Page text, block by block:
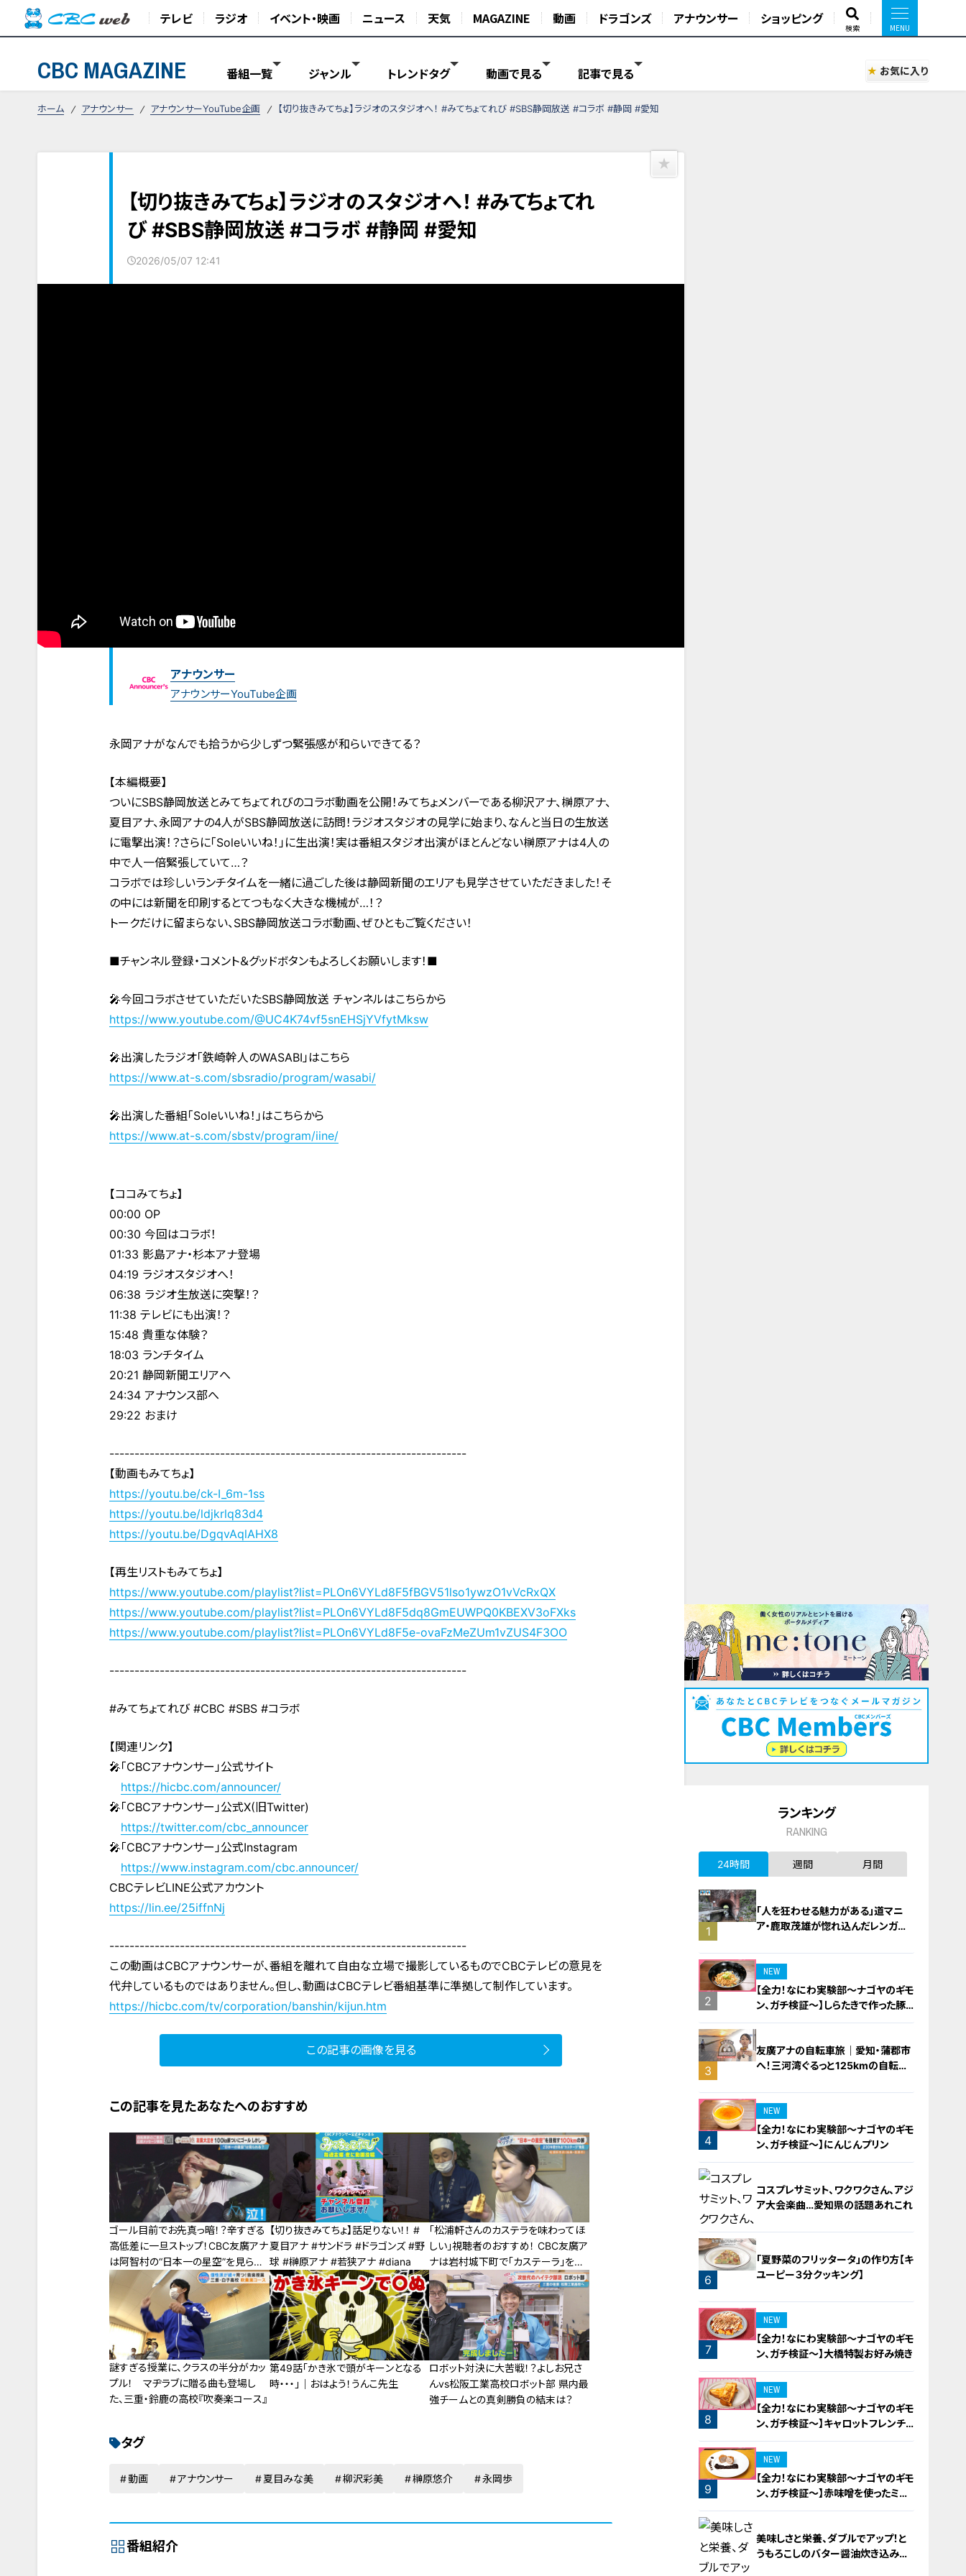
テレビ ラジオ イベント・映画 ニュース 天気 MAGAZINE 動画 ドラゴンズ アナウンサー ショッピング
検索
CBC MAGAZINE 番組一覧 ジャンル トレンドタグ 動画で見る 記事で見る お気に入り
ホーム アナウンサー アナウンサーYouTube企画 【切り抜きみてちょ】ラジオのスタジオへ！ #みてちょてれび #SBS静岡放送 #コラボ #静岡 #愛知
【切り抜きみてちょ】ラジオのスタジオへ！ #みてちょてれ
び #SBS静岡放送 #コラボ #静岡 #愛知
2026/05/07 12:41
アナウンサー
アナウンサーYouTube企画
永岡アナがなんでも拾うから少しずつ緊張感が和らいできてる？
【本編概要】
ついにSBS静岡放送とみてちょてれびのコラボ動画を公開！みてちょメンバーである柳沢アナ、榊原アナ、
夏目アナ、永岡アナの4人がSBS静岡放送に訪問！ラジオスタジオの見学に始まり、なんと当日の生放送
に電撃出演！？さらに「Soleいいね！」に生出演！実は番組スタジオ出演がほとんどない榊原アナは4人の
中で人一倍緊張していて…？
コラボでは珍しいランチタイムを一緒に過ごした後は静岡新聞のエリアも見学させていただきました！そ
の中には新聞を印刷するとてつもなく大きな機械が…！？
トークだけに留まらない、SBS静岡放送コラボ動画、ぜひともご覧ください！
■チャンネル登録・コメント＆グッドボタンもよろしくお願いします！■
🎤今回コラボさせていただいたSBS静岡放送 チャンネルはこちらから
https://www.youtube.com/@UC4K74vf5snEHSjYVfytMksw
🎤出演したラジオ「鉄崎幹人のWASABI」はこちら
https://www.at-s.com/sbsradio/program/wasabi/
🎤出演した番組「Soleいいね！」はこちらから
https://www.at-s.com/sbstv/program/iine/
【ココみてちょ】
00:00 OP
00:30 今回はコラボ！
01:33 影島アナ・杉本アナ登場
04:19 ラジオスタジオへ！
06:38 ラジオ生放送に突撃！？
11:38 テレビにも出演！？
15:48 貴重な体験？
18:03 ランチタイム
20:21 静岡新聞エリアへ
24:34 アナウンス部へ
29:22 おまけ
-----------------------------------------------------------------------
【動画もみてちょ】
https://youtu.be/ck-I_6m-1ss
https://youtu.be/ldjkrlq83d4
https://youtu.be/DgqvAqlAHX8
【再生リストもみてちょ】
https://www.youtube.com/playlist?list=PLOn6VYLd8F5fBGV51lso1ywzO1vVcRxQX
https://www.youtube.com/playlist?list=PLOn6VYLd8F5dq8GmEUWPQ0KBEXV3oFXks
https://www.youtube.com/playlist?list=PLOn6VYLd8F5e-ovaFzMeZUm1vZUS4F3OO
-----------------------------------------------------------------------
#みてちょてれび #CBC #SBS #コラボ
【関連リンク】
🎤「CBCアナウンサー」公式サイト
https://hicbc.com/announcer/
🎤「CBCアナウンサー」公式X(旧Twitter)
https://twitter.com/cbc_announcer
🎤「CBCアナウンサー」公式Instagram
https://www.instagram.com/cbc.announcer/
CBCテレビLINE公式アカウント
https://lin.ee/25iffnNj
-----------------------------------------------------------------------
この動画はCBCアナウンサーが、番組を離れて自由な立場で撮影しているものでCBCテレビの意見を
代弁しているものではありません。但し、動画はCBCテレビ番組基準に準拠して制作しています。
https://hicbc.com/tv/corporation/banshin/kijun.htm
この記事の画像を見る
この記事を見たあなたへのおすすめ
ゴール目前でお先真っ暗！？辛すぎる
高低差に一旦ストップ！CBC友廣アナ
は阿智村の“日本一の星空”を見られ
るのか！？
【切り抜きみてちょ】話足りない！！ #
夏目アナ #サンドラ #ドラゴンズ #野
球 #榊原アナ #若狭アナ #diana
「松浦軒さんのカステラを味わってほ
しい」視聴者のおすすめ！ CBC友廣ア
ナは岩村城下町で「カステーラ」を堪
能できるのか？
謎すぎる授業に、クラスの半分がカッ
プル！ マヂラブに贈る曲も登場し
た、三重・鈴鹿の高校『吹奏楽コース』
第49話「かき氷で頭がキーンとなる
時・・・」｜おはよう！うんこ先生
ロボット対決に大苦戦！？よしお兄さ
んvs松阪工業高校ロボット部 県内最
強チームとの真剣勝負の結末は？
タグ
動画 アナウンサー 夏目みな美 柳沢彩美 榊原悠介 永岡歩
番組紹介
ランキング
RANKING
24時間 週間 月間
1
「人を狂わせる魅力がある」道マニ
ア・鹿取茂雄が惚れ込んだレンガの
2
NEW
【全力！なにわ実験部～ナゴヤのギモ
ン、ガチ検証～】しらたきで作った豚
バラミンチの油そば
3
友廣アナの自転車旅｜愛知・蒲郡市
へ！三河湾ぐるっと125kmの自転車
4
NEW
【全力！なにわ実験部～ナゴヤのギモ
ン、ガチ検証～】にんじんプリン
5
コスプレサミット、ワクワクさん、アジ
ア大会楽曲…愛知県の話題あれこれ
6
「夏野菜のフリッタータ」の作り方【キ
ユーピー３分クッキング】
7
NEW
【全力！なにわ実験部～ナゴヤのギモ
ン、ガチ検証～】大橋特製お好み焼き
8
NEW
【全力！なにわ実験部～ナゴヤのギモ
ン、ガチ検証～】キャロットフレンチ
ロースト
9
NEW
【全力！なにわ実験部～ナゴヤのギモ
ン、ガチ検証～】赤味噌を使ったミル
フィーユ味噌トンカツ
美味しさと栄養、ダブルでアップ！と
うもろこしのバター醤油炊き込みご